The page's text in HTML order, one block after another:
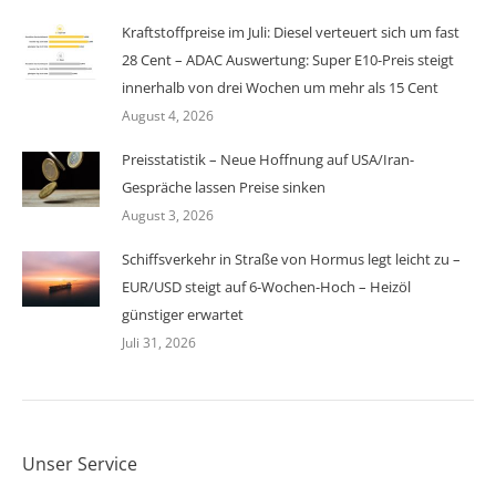
Kraftstoffpreise im Juli: Diesel verteuert sich um fast
28 Cent – ADAC Auswertung: Super E10-Preis steigt
innerhalb von drei Wochen um mehr als 15 Cent
August 4, 2026
Preisstatistik – Neue Hoffnung auf USA/Iran-
Gespräche lassen Preise sinken
August 3, 2026
Schiffsverkehr in Straße von Hormus legt leicht zu –
EUR/USD steigt auf 6-Wochen-Hoch – Heizöl
günstiger erwartet
Juli 31, 2026
Unser Service